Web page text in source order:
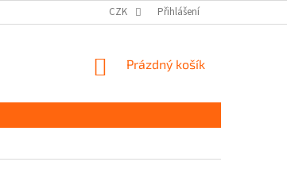
CZK Přihlášení
NÁKUPNÍ
Prázdný košík